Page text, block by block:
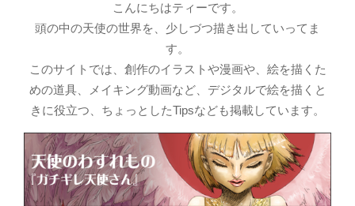
こんにちはティーです。
頭の中の天使の世界を、少しづつ描き出していってま
す。
このサイトでは、創作のイラストや漫画や、絵を描くた
めの道具、メイキング動画など、デジタルで絵を描くと
きに役立つ、ちょっとしたTipsなども掲載しています。